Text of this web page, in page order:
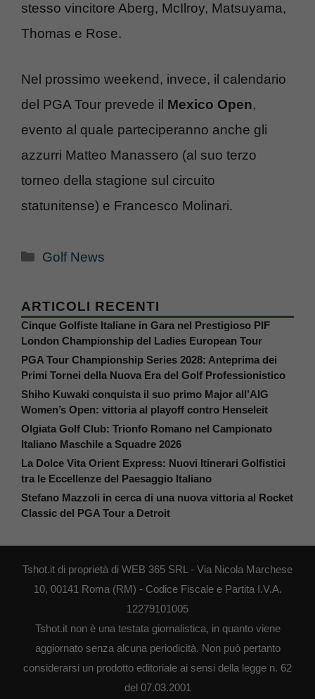
stesso vincitore Aberg, McIlroy, Matsuyama,
Thomas e Rose.
Nel prossimo weekend, invece, il calendario
del PGA Tour prevede il Mexico Open,
evento al quale parteciperanno anche gli
azzurri Matteo Manassero (al suo terzo
torneo della stagione sul circuito
statunitense) e Francesco Molinari.
Categorie
Golf News
ARTICOLI RECENTI
Cinque Golfiste Italiane in Gara nel Prestigioso PIF
London Championship del Ladies European Tour
PGA Tour Championship Series 2028: Anteprima dei
Primi Tornei della Nuova Era del Golf Professionistico
Shiho Kuwaki conquista il suo primo Major all’AIG
Women’s Open: vittoria al playoff contro Henseleit
Olgiata Golf Club: Trionfo Romano nel Campionato
Italiano Maschile a Squadre 2026
La Dolce Vita Orient Express: Nuovi Itinerari Golfistici
tra le Eccellenze del Paesaggio Italiano
Stefano Mazzoli in cerca di una nuova vittoria al Rocket
Classic del PGA Tour a Detroit
Tshot.it di proprietà di WEB 365 SRL - Via Nicola Marchese
10, 00141 Roma (RM) - Codice Fiscale e Partita I.V.A.
12279101005
Tshot.it non è una testata giornalistica, in quanto viene
aggiornato senza alcuna periodicità. Non può pertanto
considerarsi un prodotto editoriale ai sensi della legge n. 62
del 07.03.2001